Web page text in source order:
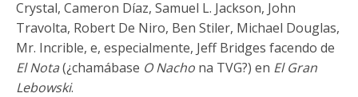
Crystal, Cameron Díaz, Samuel L. Jackson, John
Travolta, Robert De Niro, Ben Stiler, Michael Douglas,
Mr. Incrible, e, especialmente, Jeff Bridges facendo de
El Nota(¿chamábase O Nacho na TVG?) en El Gran
Lebowski.